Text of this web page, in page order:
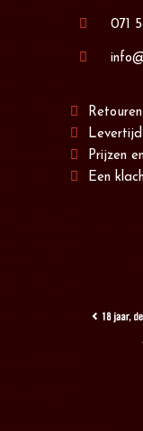
071
Retouren
Levertijd
Prijzen
Een